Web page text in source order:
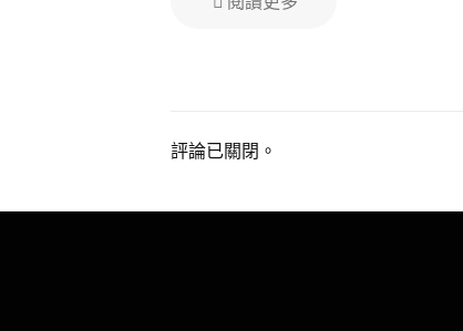
評論已關閉。